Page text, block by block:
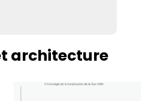
architecture